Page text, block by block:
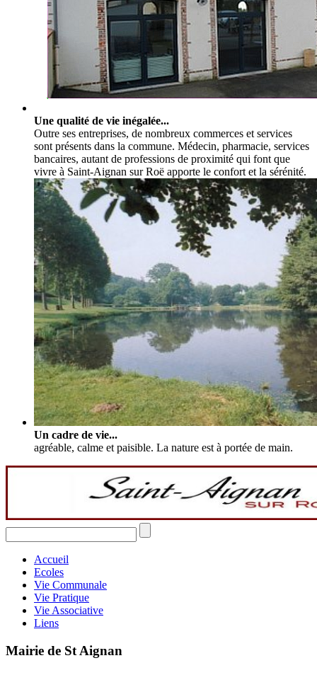
Une qualité de vie inégalée...
Outre ses entreprises, de nombreux commerces et services
sont présents dans la commune. Médecin, pharmacie, services
bancaires, autant de professions de proximité qui font que
vivre à Saint-Aignan sur Roë apporte le confort et la sérénité.
Un cadre de vie...
agréable, calme et paisible. La nature est à portée de main.
Accueil
Ecoles
Vie Communale
Vie Pratique
Vie Associative
Liens
Mairie de St Aignan